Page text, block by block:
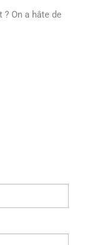
? On a hâte de